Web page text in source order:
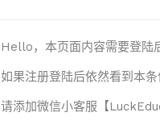
Hello，本页面内容需要登陆
如果注册登陆后依然看到本
请添加微信小客服【